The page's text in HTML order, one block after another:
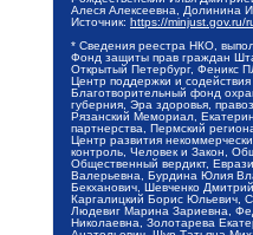
Алеся Алексеевна, Долинина
Источник: https://minjust.gov.ru/
* Сведения реестра НКО,
Фонд защиты прав граждан
Открытый Петербург, Феникс
Центр поддержки и
Благотворительный фонд
губерния, Эра здоровья,
Рязанский Мемориал,
партнерства, Пермский
Центр развития
контроль, Человек и Закон,
Общественный вердикт,
Валерьевна, Бурдина Юлия
Бекханович, Шевченко
Каргалицкий Борис Юльевич,
Людевиг Марина Зариевна,
Николаевна, Золотарева